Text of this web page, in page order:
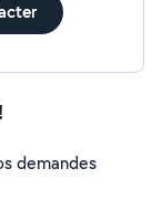
demandes